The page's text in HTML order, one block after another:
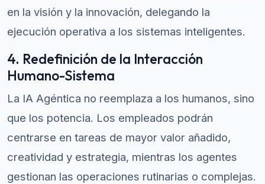
en la visión y la innovación, delegando la
ejecución operativa a los sistemas inteligentes.
4. Redefinición de la Interacción
Humano-Sistema
La IA Agéntica no reemplaza a los humanos, sino
que los potencia. Los empleados podrán
centrarse en tareas de mayor valor añadido,
creatividad y estrategia, mientras los agentes
gestionan las operaciones rutinarias o complejas.